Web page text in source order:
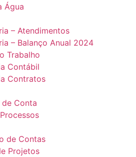
Água
– Atendimentos
– Balanço Anual 2024
Trabalho
Contábil
Contratos
de Conta
de Contas
Projetos